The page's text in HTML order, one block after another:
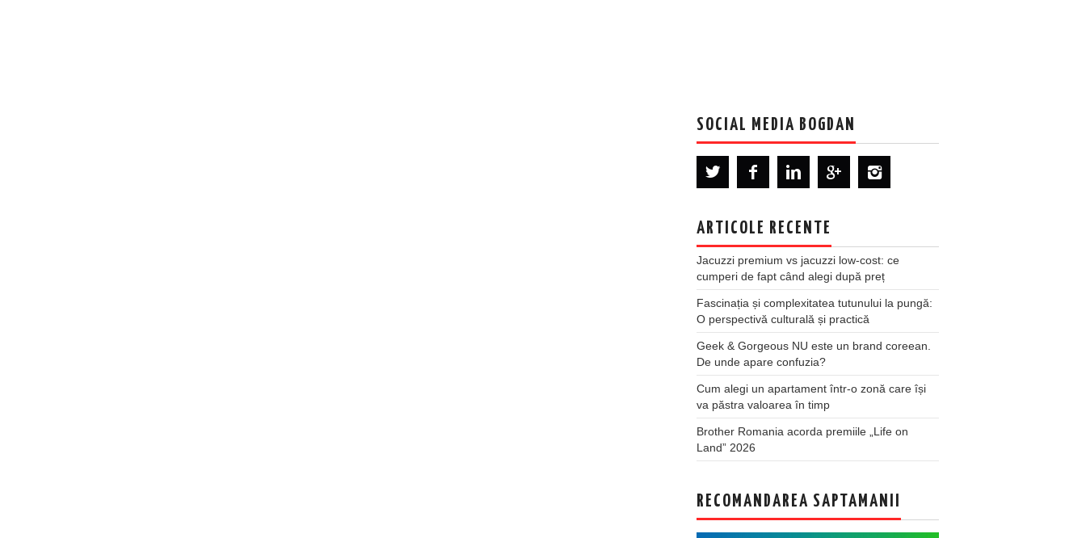
SOCIAL MEDIA BOGDAN
ARTICOLE RECENTE
Jacuzzi premium vs jacuzzi low-cost: ce
cumperi de fapt când alegi după preț
Fascinația și complexitatea tutunului la pungă:
O perspectivă culturală și practică
Geek & Gorgeous NU este un brand coreean.
De unde apare confuzia?
Cum alegi un apartament într-o zonă care își
va păstra valoarea în timp
Brother Romania acorda premiile „Life on
Land” 2026
RECOMANDAREA SAPTAMANII